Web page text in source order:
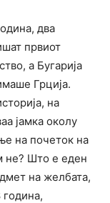
два
првиот
а Бугарија
Грција.
на
јамка околу
на почеток на
не? Што е еден
на желбата,
година,